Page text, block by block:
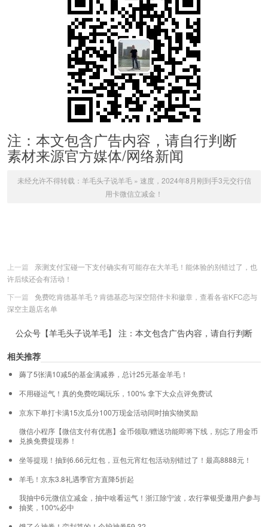
注：本文包含广告内容，请自行判断
素材来源官方媒体/网络新闻
未经允许不得转载： 羊毛头子说羊毛» 速度，2024年8月刚到手3元交行信
用卡微信立减金！
上一篇
亲测支付宝碰一下支付确实有可能存在大羊毛！能体验的别错过了，也
许后续还会有活动！
下一篇
免费吃肯德基羊毛？肯德基恋与深空陪伴卡和徽章，查看各省KFC恋与
深空主题店名单
公众号【羊毛头子说羊毛】 注：本文包含广告内容，请自行判断
相关推荐
薅了5张满10减5的基金满减券，总计25元基金羊毛！
不用碰运气！真的免费吃喝玩乐，100% 拿下大众点评免费试
京东下单打卡满15次瓜分100万现金活动同时抽实物奖励
微信小程序【微信支付有优惠】金币领取/赠送功能即将下线，别忘了用金币
兑换免费提现券！
坐等提现！抽到6.66元红包，豆包元宵红包活动别错过了！最高8888元！
羊毛！京东3.8礼遇季官方直降5折起
我抽中6元微信立减金，抽中啥看运气！浙江除宁波，农行掌银受邀用户参与
抽奖，100%必中